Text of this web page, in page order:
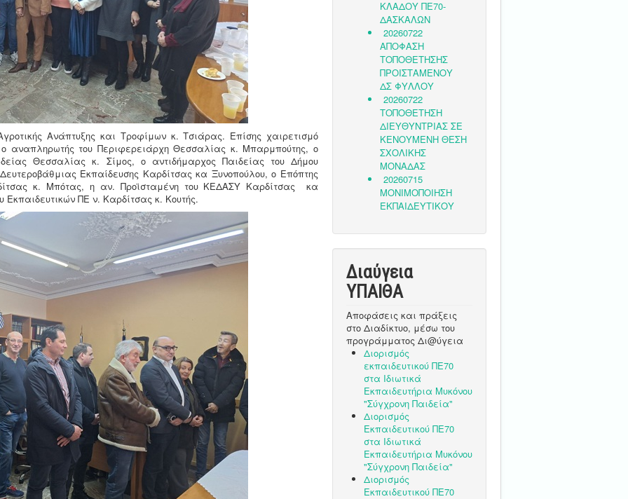
Ανάπτυξης και Τροφίμων κ. Τσιάρας. Επίσης χαιρετισμό
αναπληρωτής του Περιφερειάρχη Θεσσαλίας κ. Μπαρμπούτης, ο
Θεσσαλίας κ. Σίμος, ο αντιδήμαρχος Παιδείας του Δήμου
Εκπαίδευσης Καρδίτσας κα Ξυνοπούλου, ο Επόπτης
κ. Μπότας, η αν. Προϊσταμένη του ΚΕΔΑΣΥ Καρδίτσας κα
ΠΕ ν. Καρδίτσας κ. Κουτής.
Διαύγεια
ΥΠΑΙΘA
Αποφάσεις και πράξεις
στο Διαδίκτυο, μέσω του
προγράμματος Δι@ύγεια
Διορισμός
εκπαιδευτικού ΠΕ70
στα Ιδιωτικά
Εκπαιδευτήρια Μυκόνου
"Σύγχρονη Παιδεία"
Διορισμός
Εκπαιδευτικού ΠΕ70
στα Ιδιωτικά
Εκπαιδευτήρια Μυκόνου
"Σύγχρονη Παιδεία"
Διορισμός
Εκπαιδευτικού ΠΕ70